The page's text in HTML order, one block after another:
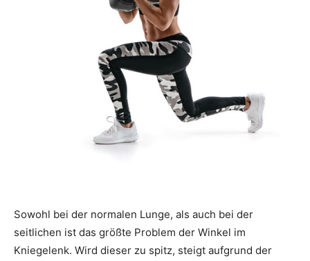
Sowohl bei der normalen Lunge, als auch bei der
seitlichen ist das größte Problem der Winkel im
Kniegelenk. Wird dieser zu spitz, steigt aufgrund der